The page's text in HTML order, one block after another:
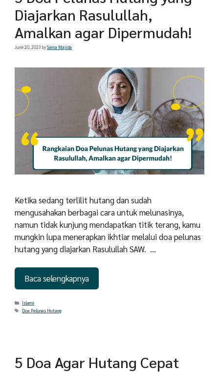
Diajarkan Rasulullah,
Amalkan agar Dipermudah!
June 20, 2023 bySania Majida
Ketika sedang terlilit hutang dan sudah
mengusahakan berbagai cara untuk melunasinya,
namun tidak kunjung mendapatkan titik terang, kamu
mungkin lupa menerapkan ikhtiar melalui doa pelunas
hutang yang diajarkan Rasulullah SAW. …
Baca selengkapnya
Categories
Islami
Tags
Doa Pelunas Hutang
5 Doa Agar Hutang Cepat